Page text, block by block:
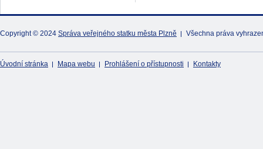
Copyright © 2024 Správa veřejného statku města Plzně Všechna práva
Úvodní stránka Mapa webu Prohlášení o přístupnosti Kontakty